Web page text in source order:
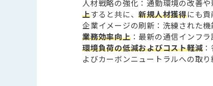
人材戦略の強化：通勤環境の改善や
上すると共に、新規人材獲得にも貢
企業イメージの刷新：洗練された
業務効率向上：最新の通信インフ
環境負荷の低減およびコスト軽減
よびカーボンニュートラルへの取